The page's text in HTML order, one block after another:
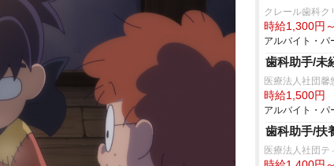
クレール歯科ク
時給1,300円
アルバイト・パ
歯科助手/未
医療法人社団馨
時給1,500円
アルバイト・パ
歯科助手/扶
医療法人社団